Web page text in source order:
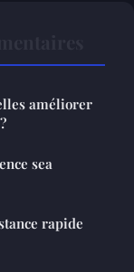
améliorer
sea
rapide